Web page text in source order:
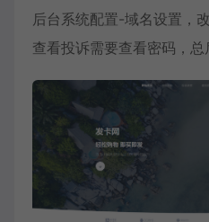
后台系统配置-域名设置，
查看投诉需要查看密码，